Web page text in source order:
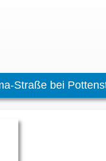
Straße bei